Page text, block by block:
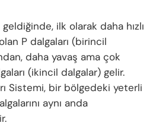
ilk olarak daha hızlı
P dalgaları (birincil
daha yavaş ama çok
(ikincil dalgalar) gelir.
Sistemi, bir bölgedeki yeterli
aynı anda